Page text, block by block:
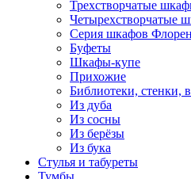
Трехстворчатые
Четырехстворчатые
Серия шкафов
Буфеты
Шкафы-купе
Прихожие
Библиотеки, стенки,
Из дуба
Из сосны
Из берёзы
Из бука
Стулья и табуреты
Тумбы